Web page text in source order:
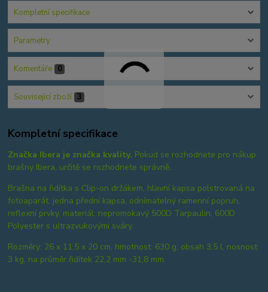
Kompletní specifikace
Parametry
Komentáře 0
Související zboží 3
Kompletní specifikace
Značka Ibera je značka kvality. Pokud se rozhodnete pro nákup
brašny Ibera, určitě se rozhodnete správně.
Brašna na řidítka s Clip-on držákem, hlavní kapsa polstrovaná na
fotoaparát, jedna přední kapsa, odnímatelný ramenní popruh,
reflexní prvky, materiál: nepromokavý 500D Tarpaulin, 600D
Polyester s ultrazvukovými sváry.
Rozměry: 26 x 11,5 x 20 cm, hmotnost: 630 g, obsah 3,5 l, nosnost
3 kg, na průměr řidítek 22,2 mm -31,8 mm.